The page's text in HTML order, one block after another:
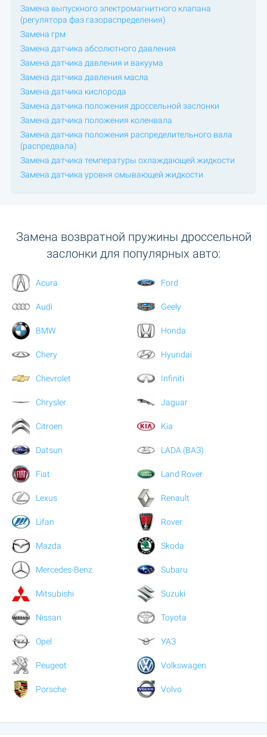
Замена выпускного электромагнитного клапана
(регулятора фаз газораспределения)
Замена грм
Замена датчика абсолютного давления
Замена датчика давления и вакуума
Замена датчика давления масла
Замена датчика кислорода
Замена датчика положения дроссельной заслонки
Замена датчика положения коленвала
Замена датчика положения распределительного вала
(распредвала)
Замена датчика температуры охлаждающей жидкости
Замена датчика уровня омывающей жидкости
Замена возвратной пружины дроссельной
заслонки для популярных авто:
Acura
Audi
BMW
Chery
Chevrolet
Chrysler
Citroen
Datsun
Fiat
Ford
Geely
Honda
Hyundai
Infiniti
Jaguar
Kia
LADA (ВАЗ)
Land Rover
Lexus
Lifan
Mazda
Mercedes-Benz
Mitsubishi
Nissan
Opel
Peugeot
Porsche
Renault
Rover
Skoda
Subaru
Suzuki
Toyota
УАЗ
Volkswagen
Volvo